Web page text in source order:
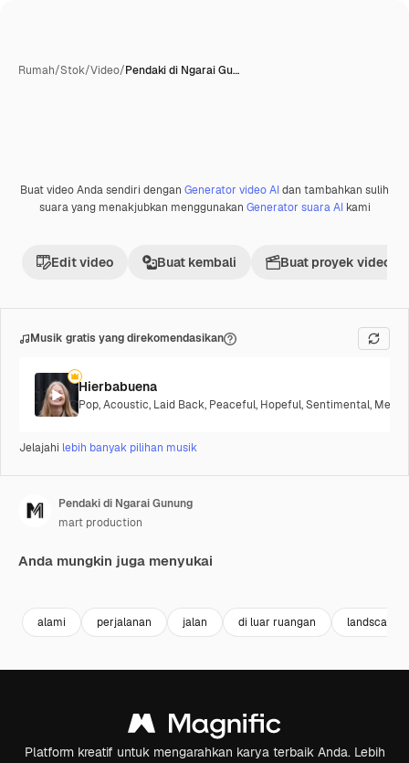
Rumah/Stok/Video/Pendaki di Ngarai Gu…
Premium
Buat video Anda sendiri dengan Generator video AIdan tambahkan sulih
suara yang menakjubkan menggunakan Generator suara AIkami
Edit video Buat kembali Buat proyek video
Musik gratis yang direkomendasikan
Hierbabuena
Pop,Acoustic, Laid Back, Peaceful, Hopeful,Sentimental,
Jelajahi lebih banyak pilihan musik
Pendaki di Ngarai Gunung
mart production
Anda mungkin juga menyukai
alami perjalanan jalan di luar ruangan landscape
Platform kreatif untuk mengarahkan karya terbaik Anda. Lebih